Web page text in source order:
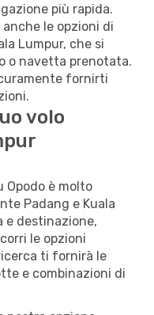
più rapida.
le opzioni di
Lumpur, che si
o navetta prenotata.
fornirti
volo
Opodo è molto
Padang e Kuala
e destinazione,
le opzioni
ti fornirà le
e combinazioni di